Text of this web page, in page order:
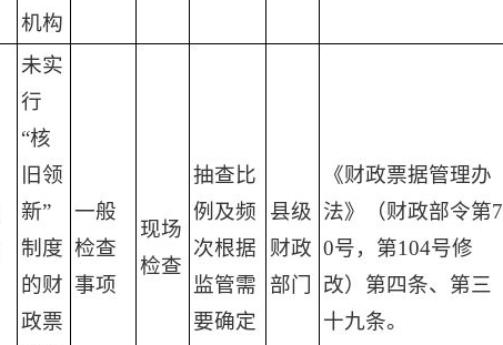
机构
未实
行
“核
旧领
新”
制度
的财
政票
一般
检查
事项
现场
检查
抽查比
例及频
次根据
监管需
要确定
县级
财政
部门
《财政票据管理办
法》（财政部令第7
0号，第104号修
改）第四条、第三
十九条。